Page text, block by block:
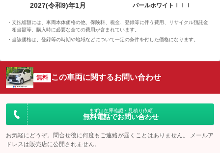
2027(令和9)年1月
パールホワイトＩＩＩ
支払総額には、車両本体価格の他、保険料、税金、登録等に伴う費用、リサイクル預託金
相当額等、購入時に必要な全ての費用が含まれています。
当該価格は、登録等の時期や地域などについて一定の条件を付した価格になります。
無料 この車両に関するお問い合わせ
まずは在庫確認・見積り依頼
無料電話でお問い合わせ
お気軽にどうぞ。問合せ後に何度もご連絡が届くことはありません。 メールア
ドレスは販売店に公開されません。